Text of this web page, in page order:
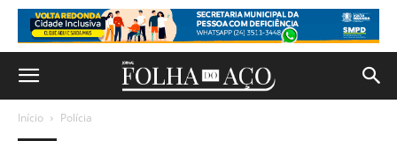
Início Polícia